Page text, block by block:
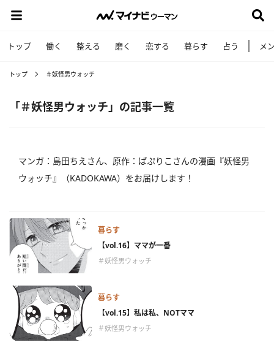
トップ 働く 整える 磨く 恋する 暮らす 占う メ
トップ ＃妖怪男ウォッチ
「＃妖怪男ウォッチ」の記事一覧
マンガ：島田ちえさん、原作：ぱぷりこさんの漫画『妖怪男
ウォッチ』（KADOKAWA）をお届けします！
暮らす
【vol.16】ママが一番
＃妖怪男ウォッチ
暮らす
【vol.15】私は私、NOTママ
＃妖怪男ウォッチ